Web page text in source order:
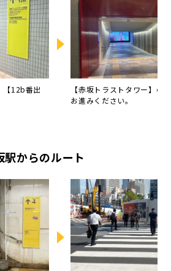
【12b番出
【赤坂トラストタワー】の
お進みください。
駅からのルート